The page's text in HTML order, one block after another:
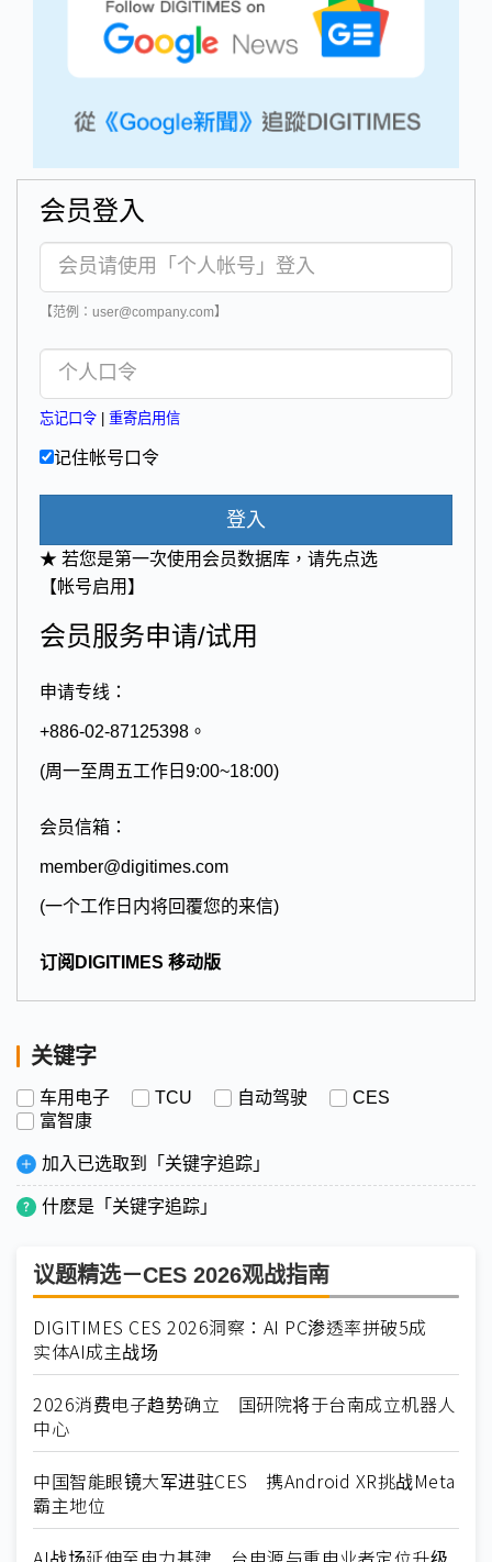
会员登入
【范例：user@company.com】
忘记口令 重寄启用信
记住帐号口令
登入
★ 若您是第一次使用会员数据库，请先点选
【帐号启用】
会员服务申请/试用
申请专线：
+886-02-87125398。
(周一至周五工作日9:00~18:00)
会员信箱：
member@digitimes.com
(一个工作日内将回覆您的来信)
订阅DIGITIMES 移动版
关键字
车用电子 TCU 自动驾驶
CES
富智康
加入已选取到「关键字追踪」
什麽是「关键字追踪」
议题精选－CES 2026观战指南
DIGITIMES CES 2026洞察：AI PC渗透率拼破5成
实体AI成主战场
2026消费电子趋势确立 国研院将于台南成立机器人
中心
中国智能眼镜大军进驻CES 携Android XR挑战Meta
霸主地位